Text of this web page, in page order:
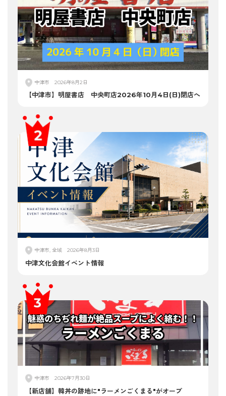
中津市 2026年8月2日
【中津市】明屋書店 中央町店2026年10月4日(日)閉店へ
中津市, 全域 2026年8月3日
中津文化会館イベント情報
中津市 2026年7月30日
【新店舗】韓丼の跡地に"ラーメンごくまる"がオープ